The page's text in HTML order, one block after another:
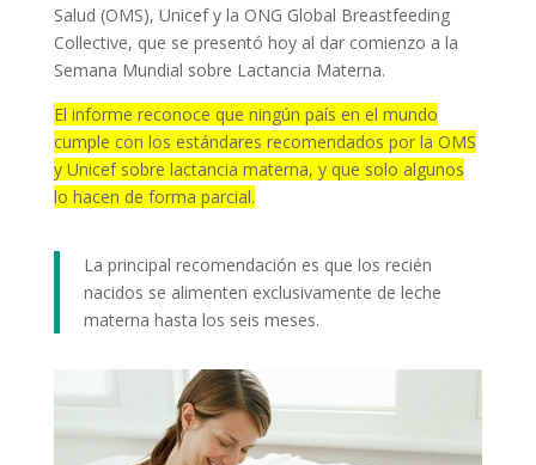
Salud (OMS), Unicef y la ONG Global Breastfeeding
Collective, que se presentó hoy al dar comienzo a la
Semana Mundial sobre Lactancia Materna.
El informe reconoce que ningún país en el mundo
cumple con los estándares recomendados por la OMS
y Unicefsobre lactancia materna, y que solo algunos
lo hacen de forma parcial.
La principal recomendación es que los recién
nacidos se alimenten exclusivamente de leche
materna hasta los seis meses.